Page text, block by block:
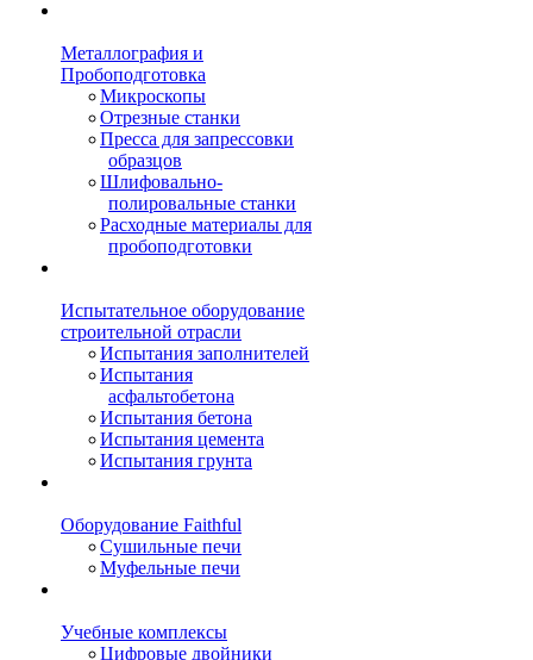
Металлография и
Пробоподготовка
Микроскопы
Отрезные станки
Пресса для запрессовки
образцов
Шлифовально-
полировальные станки
Расходные материалы для
пробоподготовки
Испытательное оборудование
строительной отрасли
Испытания заполнителей
Испытания
асфальтобетона
Испытания бетона
Испытания цемента
Испытания грунта
Оборудование Faithful
Сушильные печи
Муфельные печи
Учебные комплексы
Цифровые двойники